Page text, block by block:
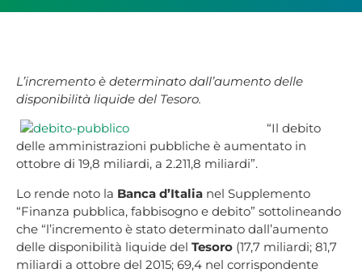
L’incremento è determinato dall’aumento delle
disponibilità liquide del Tesoro.
“Il debito
delle amministrazioni pubbliche è aumentato in
ottobre di 19,8 miliardi, a 2.211,8 miliardi”.
Lo rende noto la Banca d’Italia nel Supplemento
“Finanza pubblica, fabbisogno e debito” sottolineando
che “l’incremento è stato determinato dall’aumento
delle disponibilità liquide del Tesoro (17,7 miliardi; 81,7
miliardi a ottobre del 2015; 69,4 nel corrispondente